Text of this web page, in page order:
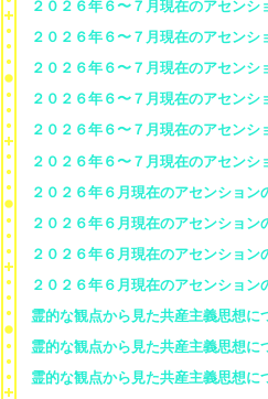
２０２６年６〜７月現在のアセン
２０２６年６〜７月現在のアセン
２０２６年６〜７月現在のアセン
２０２６年６〜７月現在のアセン
２０２６年６〜７月現在のアセン
２０２６年６〜７月現在のアセン
２０２６年６月現在のアセンショ
２０２６年６月現在のアセンショ
２０２６年６月現在のアセンショ
２０２６年６月現在のアセンショ
霊的な観点から見た共産主義思想
霊的な観点から見た共産主義思想
霊的な観点から見た共産主義思想